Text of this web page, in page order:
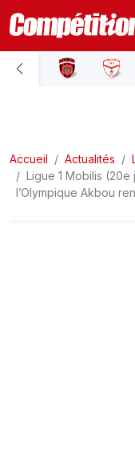
ACCUEIL
LIGUE 2
COUPE D'ALGÉRIE
Accueil Actualités
Ligue 1 Mobilis
l’Olympique Akbou